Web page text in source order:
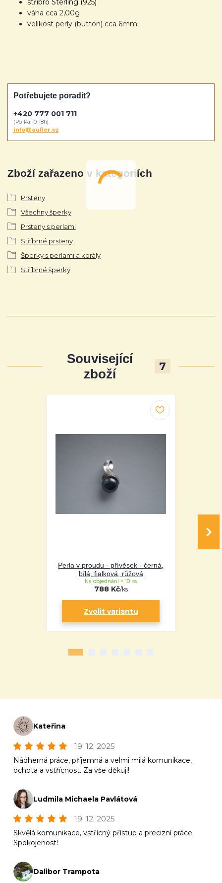
stříbro Sterling (925)
váha cca 2,00g
velikost perly (button) cca 6mm
Zboží zařazeno v kategoriích
Prsteny
Všechny šperky
Prsteny s perlami
Stříbrné prsteny
Šperky s perlami a korály
Stříbrné šperky
Potřebujete poradit?
+420 777 001 711
(Po-Pá 10-18h)
info@aufler.cz
Související
zboží
7
Perla v proudu - přívěsek - černá,
bílá, fialková, růžová
788 Kč/ks
Na objednání > 10 ks
Zvolit variantu
Kateřina
19. 12. 2025
Nádherná práce, příjemná a velmi milá komunikace,
ochota a vstřícnost. Za vše děkuji!
Ludmila Michaela Pavlátová
19. 12. 2025
Skvělá komunikace, vstřícný přístup a precizní práce.
Spokojenost!
Dalibor Trampota